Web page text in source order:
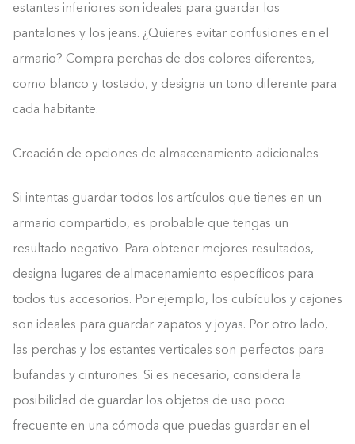
estantes inferiores son ideales para guardar los
pantalones y los jeans. ¿Quieres evitar confusiones en el
armario? Compra perchas de dos colores diferentes,
como blanco y tostado, y designa un tono diferente para
cada habitante.
Creación de opciones de almacenamiento adicionales
Si intentas guardar todos los artículos que tienes en un
armario compartido, es probable que tengas un
resultado negativo. Para obtener mejores resultados,
designa lugares de almacenamiento específicos para
todos tus accesorios. Por ejemplo, los cubículos y cajones
son ideales para guardar zapatos y joyas. Por otro lado,
las perchas y los estantes verticales son perfectos para
bufandas y cinturones. Si es necesario, considera la
posibilidad de guardar los objetos de uso poco
frecuente en una cómoda que puedas guardar en el